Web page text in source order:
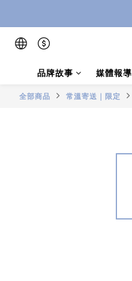
品牌故事 媒體報導
全部商品 常溫寄送｜限定